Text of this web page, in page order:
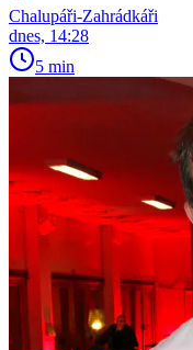
Chalupáři-Zahrádkáři
dnes, 14:28
5 min